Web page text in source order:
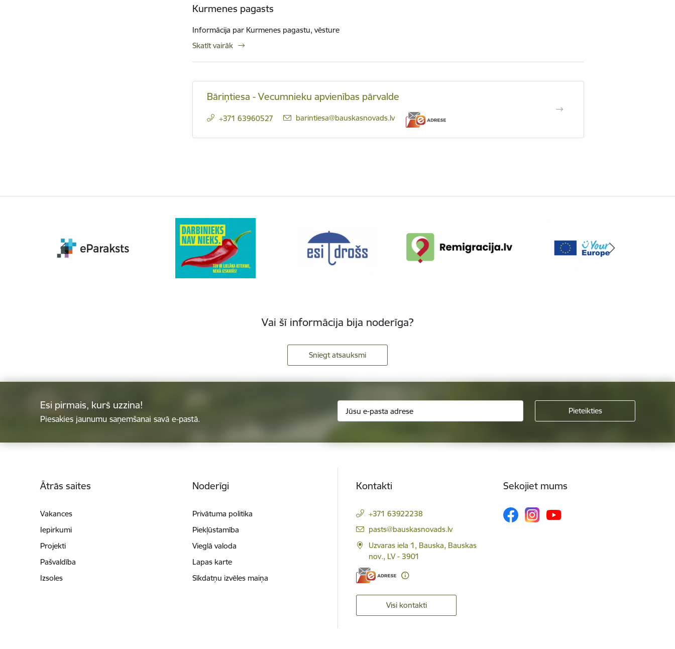
Kurmenes pagasts
Informācija par Kurmenes pagastu, vēsture
Skatīt vairāk
Bāriņtiesa - Vecumnieku apvienības pārvalde
+371 63960527 E-pasts:
barintiesa@bauskasnovads.lv
Vai šī informācija bija noderīga?
Sniegt atsauksmi
Esi pirmais, kurš uzzina!
Piesakies jaunumu saņemšanai savā e-pastā.
Ātrās saites
Vakances
Iepirkumi
Projekti
Pašvaldība
Izsoles
Noderīgi
Privātuma politika
Piekļūstamība
Vieglā valoda
Lapas karte
Sīkdatņu izvēles maiņa
Kontakti
+371 63922238
E-pasts:
pasts@bauskasnovads.lv
Uzvaras iela 1, Bauska, Bauskas
nov., LV - 3901
Visi kontakti
Sekojiet mums